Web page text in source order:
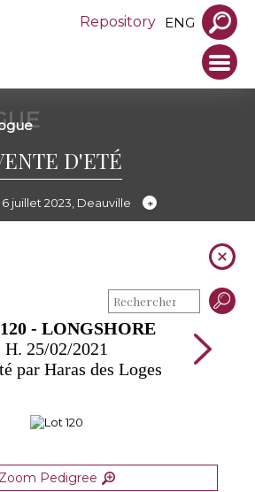
Repository ENG
D'ETÉ
6 juillet 2023, Deauville
- LONGSHORE
H. 25/02/2021
par Haras des Loges
Zoom Pedigree